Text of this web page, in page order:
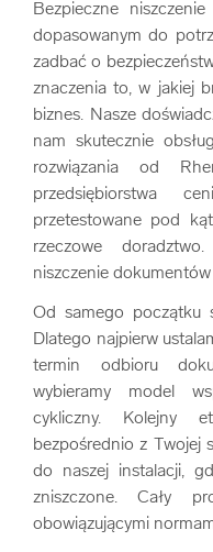
Bezpieczne
dopasowanym do
zadbać o
znaczenia to, w jakiej
biznes. Nasze
nam skutecznie
rozwiązania od
przedsiębiorstwa
przetestowane pod
rzeczowe
niszczenie
Od samego początku
Dlatego najpierw
termin odbioru
wybieramy model
cykliczny. Kolejny
bezpośrednio z Twojej
do naszej instalacji,
zniszczone. Cały
obowiązującymi